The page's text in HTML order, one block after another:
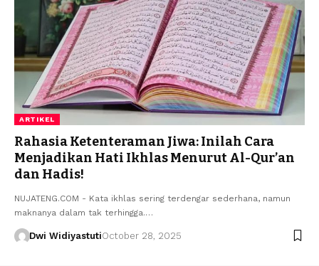
ARTIKEL
Rahasia Ketenteraman Jiwa: Inilah Cara
Menjadikan Hati Ikhlas Menurut Al-Qur’an
dan Hadis!
NUJATENG.COM - Kata ikhlas sering terdengar sederhana, namun
maknanya dalam tak terhingga.…
Dwi WidiyastutiOctober 28, 2025